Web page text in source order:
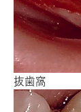
抜歯窩